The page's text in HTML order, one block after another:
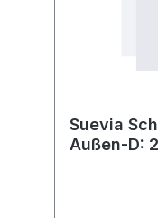
Suevia
Außen-D: